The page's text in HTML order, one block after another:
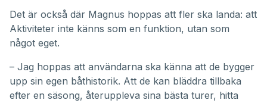
Det är också där Magnus hoppas att fler ska landa: att
Aktiviteter inte känns som en funktion, utan som
något eget.
– Jag hoppas att användarna ska känna att de bygger
upp sin egen båthistorik. Att de kan bläddra tillbaka
efter en säsong, återuppleva sina bästa turer, hitta